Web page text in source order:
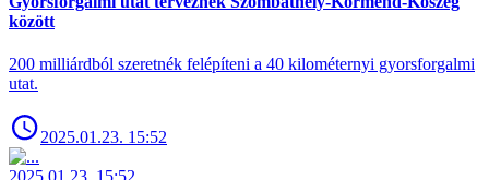
között
200 milliárdból szeretnék felépíteni a 40 kilométernyi gyorsforgalmi
utat.
2025.01.23. 15:52